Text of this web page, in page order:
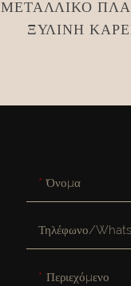
ΜΕΤΑΛΛΙΚΌ
ΞΎΛΙΝΗ
Όνομα
Τηλέφωνο/
Περιεχόμενο